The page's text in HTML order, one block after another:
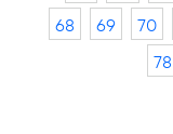
68
69 70
78